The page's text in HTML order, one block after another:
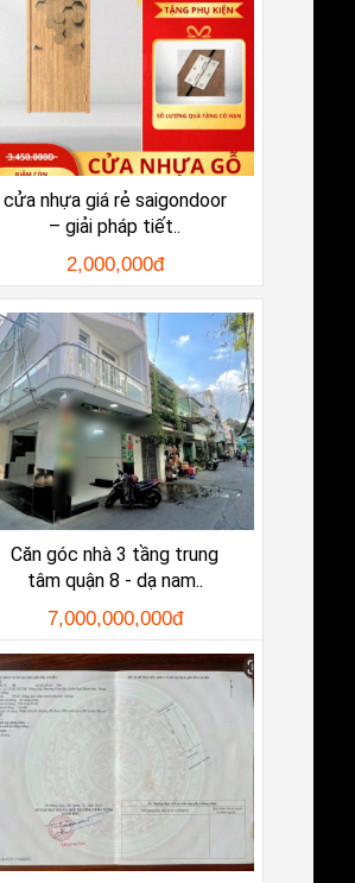
cửa nhựa giá rẻ saigondoor
– giải pháp tiết..
2,000,000đ
Căn góc nhà 3 tầng trung
tâm quận 8 - dạ nam..
7,000,000,000đ